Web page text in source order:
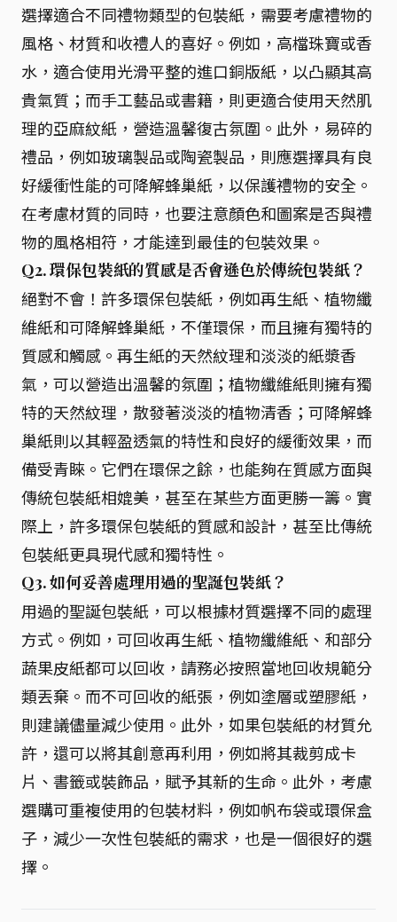
選擇適合不同禮物類型的包裝紙，需要考慮禮物的
風格、材質和收禮人的喜好。例如，高檔珠寶或香
水，適合使用光滑平整的進口銅版紙，以凸顯其高
貴氣質；而手工藝品或書籍，則更適合使用天然肌
理的亞麻紋紙，營造溫馨復古氛圍。此外，易碎的
禮品，例如玻璃製品或陶瓷製品，則應選擇具有良
好緩衝性能的可降解蜂巢紙，以保護禮物的安全。
在考慮材質的同時，也要注意顏色和圖案是否與禮
物的風格相符，才能達到最佳的包裝效果。
Q2. 環保包裝紙的質感是否會遜色於傳統包裝紙？
絕對不會！許多環保包裝紙，例如再生紙、植物纖
維紙和可降解蜂巢紙，不僅環保，而且擁有獨特的
質感和觸感。再生紙的天然紋理和淡淡的紙漿香
氣，可以營造出溫馨的氛圍；植物纖維紙則擁有獨
特的天然紋理，散發著淡淡的植物清香；可降解蜂
巢紙則以其輕盈透氣的特性和良好的緩衝效果，而
備受青睞。它們在環保之餘，也能夠在質感方面與
傳統包裝紙相媲美，甚至在某些方面更勝一籌。實
際上，許多環保包裝紙的質感和設計，甚至比傳統
包裝紙更具現代感和獨特性。
Q3. 如何妥善處理用過的聖誕包裝紙？
用過的聖誕包裝紙，可以根據材質選擇不同的處理
方式。例如，可回收再生紙、植物纖維紙、和部分
蔬果皮紙都可以回收，請務必按照當地回收規範分
類丟棄。而不可回收的紙張，例如塗層或塑膠紙，
則建議儘量減少使用。此外，如果包裝紙的材質允
許，還可以將其創意再利用，例如將其裁剪成卡
片、書籤或裝飾品，賦予其新的生命。此外，考慮
選購可重複使用的包裝材料，例如帆布袋或環保盒
子，減少一次性包裝紙的需求，也是一個很好的選
擇。